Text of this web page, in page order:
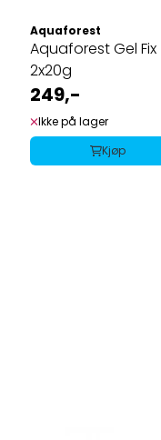
Aquaforest
Aquaforest Gel Fix
2x20g
249,-
Ikke på lager
Kjøp